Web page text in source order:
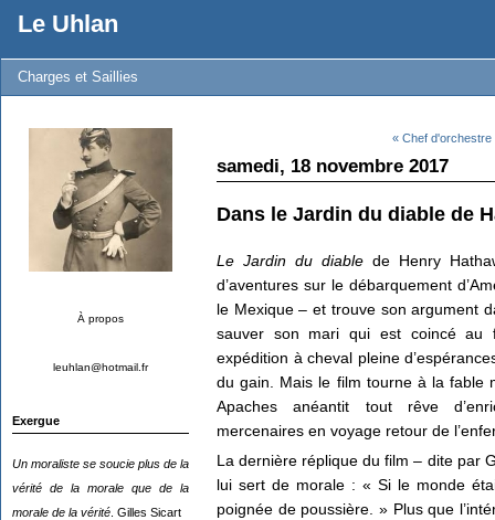
Le Uhlan
Charges et Saillies
À propos
leuhlan@hotmail.fr
Exergue
Un moraliste se soucie plus de la
vérité de la morale que de la
morale de la vérité . Gilles Sicart
« Chef
samedi, 18 novembre 2017
Dans le Jardin du diable de
Le Jardin du diablede Henry
d’aventures sur le débarquement
le Mexique – et trouve son argument
sauver son mari qui est coincé au
expédition à cheval pleine
du gain. Mais le film tourne à la fable
Apaches anéantit tout rêve
mercenaires en voyage retour de
La dernière réplique du film – dite par
lui sert de morale : « Si le monde
poignée de poussière. » Plus que